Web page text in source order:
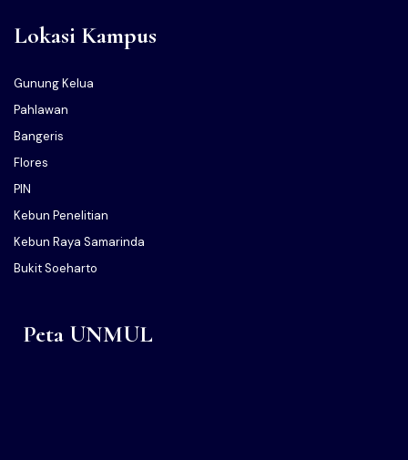
Lokasi Kampus
Gunung Kelua
Pahlawan
Bangeris
Flores
PIN
Kebun Penelitian
Kebun Raya Samarinda
Bukit Soeharto
Peta UNMUL